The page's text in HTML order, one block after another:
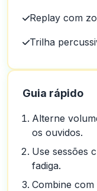
Replay com
Trilha
Guia rápido
Alterne
os ouvidos.
Use sessões
fadiga.
Combine